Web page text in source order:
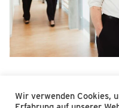
Wir verwenden Cookies,